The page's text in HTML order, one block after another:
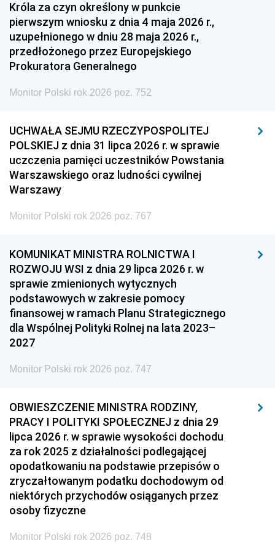
Króla za czyn określony w punkcie
pierwszym wniosku z dnia 4 maja 2026 r.,
uzupełnionego w dniu 28 maja 2026 r.,
przedłożonego przez Europejskiego
Prokuratora Generalnego
Monitor Polski rok 2026 poz. 752
UCHWAŁA SEJMU RZECZYPOSPOLITEJ
POLSKIEJ z dnia 31 lipca 2026 r. w sprawie
uczczenia pamięci uczestników Powstania
Warszawskiego oraz ludności cywilnej
Warszawy
Monitor Polski rok 2026 poz. 767
KOMUNIKAT MINISTRA ROLNICTWA I
ROZWOJU WSI z dnia 29 lipca 2026 r. w
sprawie zmienionych wytycznych
podstawowych w zakresie pomocy
finansowej w ramach Planu Strategicznego
dla Wspólnej Polityki Rolnej na lata 2023–
2027
Monitor Polski rok 2026 poz. 747
OBWIESZCZENIE MINISTRA RODZINY,
PRACY I POLITYKI SPOŁECZNEJ z dnia 29
lipca 2026 r. w sprawie wysokości dochodu
za rok 2025 z działalności podlegającej
opodatkowaniu na podstawie przepisów o
zryczałtowanym podatku dochodowym od
niektórych przychodów osiąganych przez
osoby fizyczne
Monitor Polski rok 2026 poz. 748